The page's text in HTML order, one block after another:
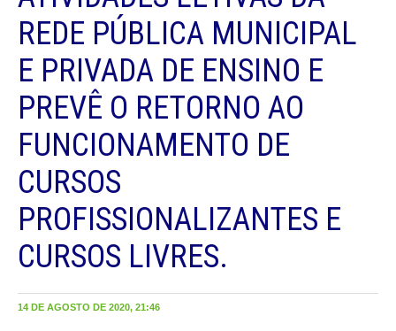
REDE PÚBLICA MUNICIPAL
E PRIVADA DE ENSINO E
PREVÊ O RETORNO AO
FUNCIONAMENTO DE
CURSOS
PROFISSIONALIZANTES E
CURSOS LIVRES.
14 DE AGOSTO DE 2020, 21:46